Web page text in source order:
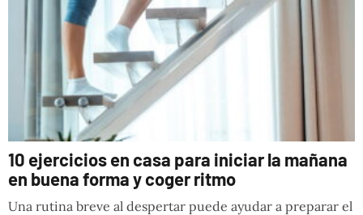
10 ejercicios en casa para iniciar la mañana
en buena forma y coger ritmo
Una rutina breve al despertar puede ayudar a preparar el